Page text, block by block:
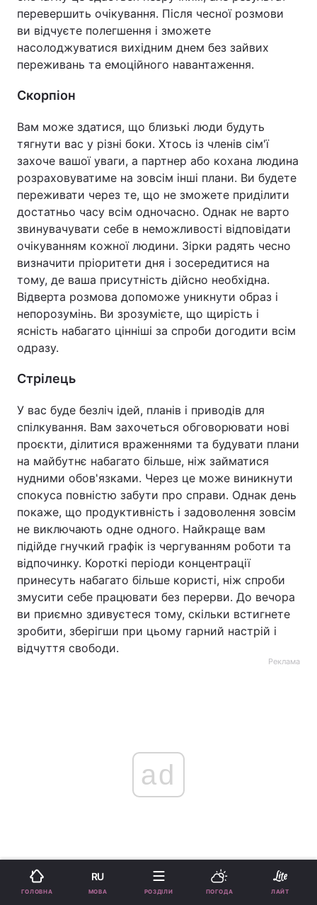
перевершить очікування. Після чесної розмови
ви відчуєте полегшення і зможете
насолоджуватися вихідним днем без зайвих
переживань та емоційного навантаження.
Скорпіон
Вам може здатися, що близькі люди будуть
тягнути вас у різні боки. Хтось із членів сім'ї
захоче вашої уваги, а партнер або кохана людина
розраховуватиме на зовсім інші плани. Ви будете
переживати через те, що не зможете приділити
достатньо часу всім одночасно. Однак не варто
звинувачувати себе в неможливості відповідати
очікуванням кожної людини. Зірки радять чесно
визначити пріоритети дня і зосередитися на
тому, де ваша присутність дійсно необхідна.
Відверта розмова допоможе уникнути образ і
непорозумінь. Ви зрозумієте, що щирість і
ясність набагато цінніші за спроби догодити всім
одразу.
Стрілець
У вас буде безліч ідей, планів і приводів для
спілкування. Вам захочеться обговорювати нові
проєкти, ділитися враженнями та будувати плани
на майбутнє набагато більше, ніж займатися
нудними обов'язками. Через це може виникнути
спокуса повністю забути про справи. Однак день
покаже, що продуктивність і задоволення зовсім
не виключають одне одного. Найкраще вам
підійде гнучкий графік із чергуванням роботи та
відпочинку. Короткі періоди концентрації
принесуть набагато більше користі, ніж спроби
змусити себе працювати без перерви. До вечора
ви приємно здивуєтеся тому, скільки встигнете
зробити, зберігши при цьому гарний настрій і
відчуття свободи.
Реклама
ad
Козеріг
ГОЛОВНА
RU
МОВА РОЗДІЛИ ПОГОДА ЛАЙТ